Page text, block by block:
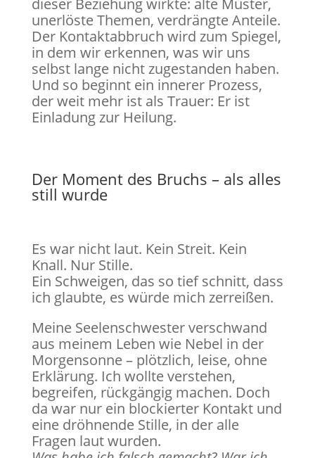
dieser Beziehung wirkte: alte Muster,
unerlöste Themen, verdrängte Anteile.
Der Kontaktabbruch wird zum Spiegel,
in dem wir erkennen, was wir uns
selbst lange nicht zugestanden haben.
Und so beginnt ein innerer Prozess,
der weit mehr ist als Trauer: Er ist
Einladung zur Heilung.
Der Moment des Bruchs – als alles
still wurde
Es war nicht laut. Kein Streit. Kein
Knall. Nur Stille.
Ein Schweigen, das so tief schnitt, dass
ich glaubte, es würde mich zerreißen.
Meine Seelenschwester verschwand
aus meinem Leben wie Nebel in der
Morgensonne – plötzlich, leise, ohne
Erklärung. Ich wollte verstehen,
begreifen, rückgängig machen. Doch
da war nur ein blockierter Kontakt und
eine dröhnende Stille, in der alle
Fragen laut wurden.